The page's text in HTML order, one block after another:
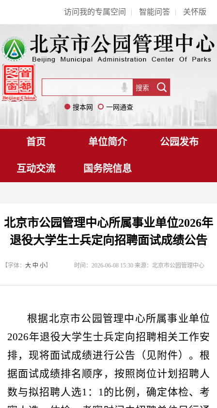
访问我的专属空间 | 智能问答 | 关怀版
搜本网 一网通查
首页 单位简介 公园发布
互动交流 国务院信息
北京市公园管理中心所属事业单位2026年
退役大学生士兵定向招聘面试成绩公告
时间：2026-06-08 15:30 来源：北京市公园管理中心
【字体： 大 中 小】
根据北京市公园管理中心所属事业单位
2026年退役大学生士兵定向招聘相关工作安
排，现将面试成绩进行公告（见附件）。根
据面试成绩排名顺序，按照岗位计划招聘人
数与拟招聘人选1：1的比例，确定体检、考